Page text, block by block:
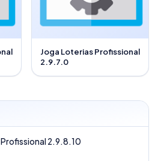
Joga Loterias Profissional
2.9.7.0
2.9.8.10